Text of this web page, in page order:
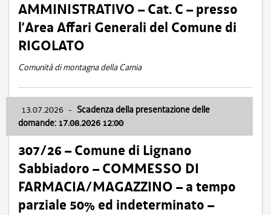
AMMINISTRATIVO – Cat. C – presso
l’Area Affari Generali del Comune di
RIGOLATO
Comunità di montagna della Carnia
13.07.2026 - Scadenza della presentazione delle
domande: 17.08.2026 12:00
307/26 – Comune di Lignano
Sabbiadoro – COMMESSO DI
FARMACIA/MAGAZZINO – a tempo
parziale 50% ed indeterminato –